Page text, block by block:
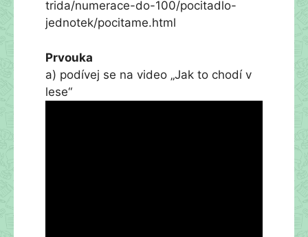
trida/numerace-do-100/pocitadlo-
jednotek/pocitame.html
Prvouka
a) podívej se na video „Jak to chodí v
lese“